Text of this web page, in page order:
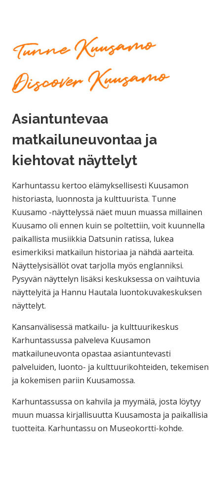
Asiantuntevaa
matkailuneuvontaa ja
kiehtovat näyttelyt
Karhuntassu kertoo elämyksellisesti Kuusamon
historiasta, luonnosta ja kulttuurista. Tunne
Kuusamo -näyttelyssä näet muun muassa millainen
Kuusamo oli ennen kuin se poltettiin, voit kuunnella
paikallista musiikkia Datsunin ratissa, lukea
esimerkiksi matkailun historiaa ja nähdä aarteita.
Näyttelysisällöt ovat tarjolla myös englanniksi.
Pysyvän näyttelyn lisäksi keskuksessa on vaihtuvia
näyttelyitä ja Hannu Hautala luontokuvakeskuksen
näyttelyt.
Kansanvälisessä matkailu- ja kulttuurikeskus
Karhuntassussa palveleva Kuusamon
matkailuneuvonta opastaa asiantuntevasti
palveluiden, luonto- ja kulttuurikohteiden, tekemisen
ja kokemisen pariin Kuusamossa.
Karhuntassussa on kahvila ja myymälä, josta löytyy
muun muassa kirjallisuutta Kuusamosta ja paikallisia
tuotteita. Karhuntassu on Museokortti-kohde.